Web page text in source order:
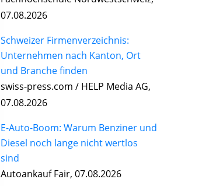
07.08.2026
Schweizer Firmenverzeichnis:
Unternehmen nach Kanton, Ort
und Branche finden
swiss-press.com / HELP Media AG,
07.08.2026
E-Auto-Boom: Warum Benziner und
Diesel noch lange nicht wertlos
sind
Autoankauf Fair, 07.08.2026